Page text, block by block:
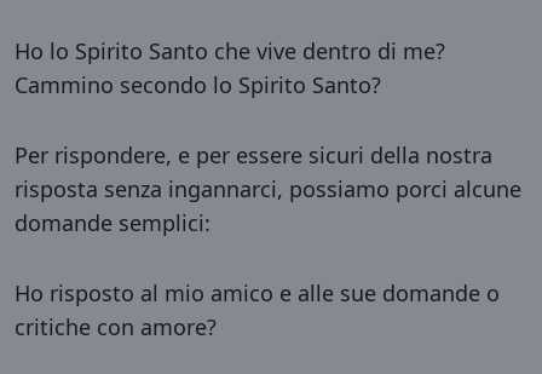
Ho lo Spirito Santo che vive dentro di me?
Cammino secondo lo Spirito Santo?
Per rispondere, e per essere sicuri della nostra
risposta senza ingannarci, possiamo porci alcune
domande semplici:
Ho risposto al mio amico e alle sue domande o
critiche con amore?